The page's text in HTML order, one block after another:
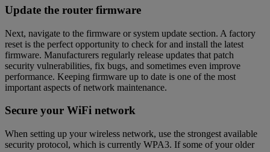
Update the router firmware
Next, navigate to the firmware or system update section. A factory
reset is the perfect opportunity to check for and install the latest
firmware. Manufacturers regularly release updates that patch
security vulnerabilities, fix bugs, and sometimes even improve
performance. Keeping firmware up to date is one of the most
important aspects of network maintenance.
Secure your WiFi network
When setting up your wireless network, use the strongest available
security protocol, which is currently WPA3. If some of your older